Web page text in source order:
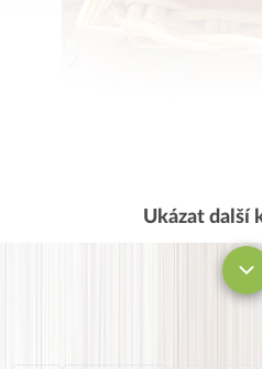
Ukázat další